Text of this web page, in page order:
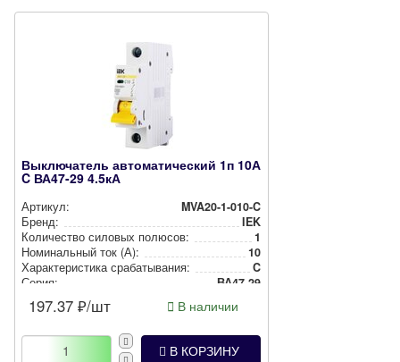
Выключатель автоматический 1п 10А
C ВА47-29 4.5кА
Артикул:
MVA20-1-010-C
Бренд:
IEK
Количество силовых полюсов:
1
Номи­наль­ный ток (А):
10
Харак­те­рис­ти­ка сра­ба­ты­ва­ния:
C
Серия:
ВА47-29
197.37 ₽/шт В наличии
В КОРЗИНУ